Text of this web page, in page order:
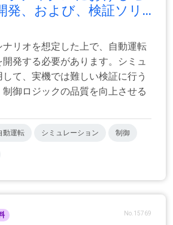
発、および、検証ソリ...
リオを想定した上で、自動運転
発する必要があります。シミュ
て、実機では難しい検証に行う
御ロジックの品質を向上させる
動運転 シミュレーション 制御
No.15769